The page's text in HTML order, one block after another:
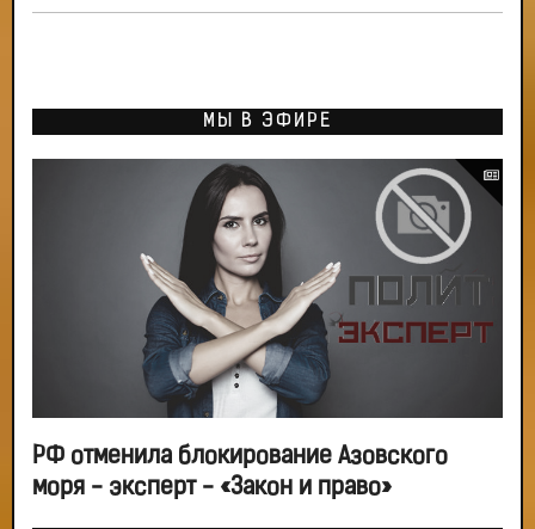
МЫ В ЭФИРЕ
РФ отменила блокирование Азовского
моря - эксперт - «Закон и право»